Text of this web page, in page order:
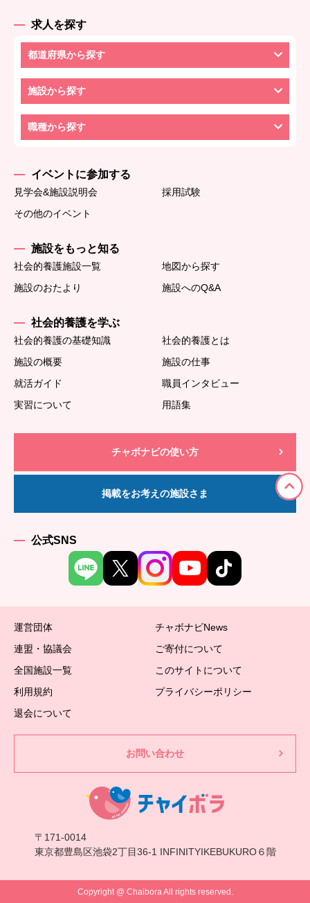
求人を探す
都道府県から探す
施設から探す
職種から探す
イベントに参加する
見学会&施設説明会
採用試験
その他のイベント
施設をもっと知る
社会的養護施設一覧
地図から探す
施設のおたより
施設へのQ&A
社会的養護を学ぶ
社会的養護の基礎知識
社会的養護とは
施設の概要
施設の仕事
就活ガイド
職員インタビュー
実習について
用語集
チャボナビの使い方
掲載をお考えの施設さま
公式SNS
運営団体
チャボナビNews
連盟・協議会
ご寄付について
全国施設一覧
このサイトについて
利用規約
プライバシーポリシー
退会について
お問い合わせ
〒171-0014
東京都豊島区池袋2丁目36-1 INFINITYIKEBUKURO６階
Copyright @ Chaibora All rights reserved.